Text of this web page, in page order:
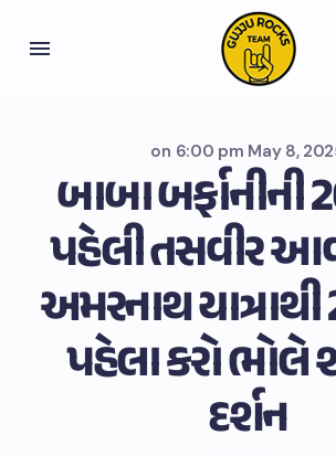
on 6:00 pm May 8,
બાબા બર્ફાનીની
પહેલી તસવીર
અમરનાથ યાત્રાથી
પહેલા કરો ભોલે
દર્શન